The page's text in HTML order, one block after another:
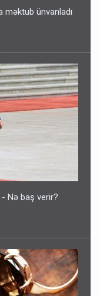
ünvanladı
- Nə baş verir?